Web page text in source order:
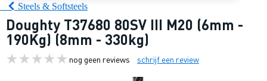
Steels & Softsteels
Doughty T37680 80SV III M20 (6mm -
190Kg) (8mm - 330kg)
nog geen reviews schrijf een review